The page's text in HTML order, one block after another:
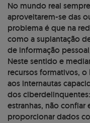
No mundo real
aproveitarem-se das
problema é que na
como a suplantação
de informação
Neste sentido e
recursos formativos, o
aos internautas
dos
estranhas, não
proporcionar dados